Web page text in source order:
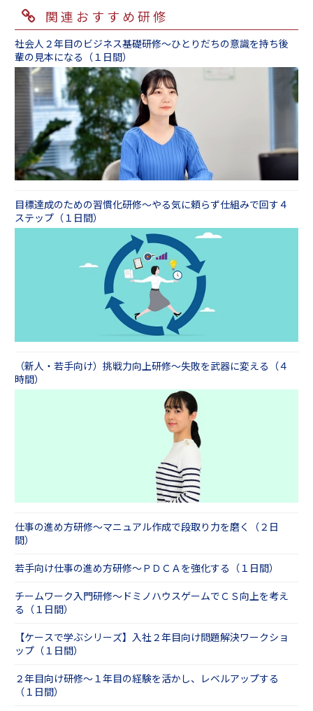
本プログラムは、「２年目社員に、主体性を身
につけて早く独り立ちしてもらいたい！」とい
う現場の声から作成いたしました。「２年目」
という現在をふまえて今後のキャリアや組織か
ら求められている役割を改めて考え、 仕事の目
的と手段を明確にし、仮説を立てながら主体的
に業務に取り組めるようになることを目指しま
す。
もちろん、企業・組織によって２年目社員に求
まずは貴社の２年目社員についてぜひお聞かせ
ください。お聞かせいただいた情報をもとに、
最適なカリキュラムをご提案させていただきま
在では、人材不足により現場でＯＪＴに時間が
割けなくなり、組織的なリーダー育成の取り組
みが必要になってきています。
インソースの考える「２年目」社員に求められ
る力は、「自身の役割を認識し、自ら考え行動
する力」です。１年目の新人の頃は、言われた
ことを言われた通りにやれば評価されていたか
もしれません。しかし２年目からは、１から１
０まで指示されないとできないという受け身の
姿勢では、いつまでも成長しません。２年目で
成長するかどうかは、「主体性を発揮できるか
どうか」にかかっています。研修を通じて、２
年目として求められる役割を考えることで、主
体性を発揮して働くための土台を築いていただ
くことができます。
■２～５年目社員向けのお勧め研修一覧
２年目社員研修 主体性を発揮し周囲の協力を
得る編（１日間）
３年目社員研修 業務の中核者としてパフォー
マンスを発揮する編（１日間）
４年目社員研修 クリティカルに業務の本質を
見抜き改善する編（１日間）
５年目社員研修 現場で発揮するリーダーシッ
事を確実にこなせるようになる」ということを
求める組織がある一方、「フォロワーシップを
発揮して、上司を補佐する」ことまで求める組
織もございます。
まずは貴社の２年目社員について、業務内容や
求める役割など、ぜひお聞かせください。お聞
かせいただいた情報をもとに、最適なカリキュ
ラムをご提案させていただきます。
細を伺わせていただきます。
受講者は何人いらっしゃるか、業務内容は具体
的にどのようなものであるか、研修のご担当者
さまが現状において認識されている課題はいか
なるものであるかなど、弊社の営業担当者が詳
細にヒアリングさせていただきます。ヒアリン
グさせていただいた情報をもとに、ケーススタ
ディの具体的な内容を詰め、カリキュラムを柔
軟にカスタマイズいたします。
また、２年目社員の方々に「事前課題」
に取り
しゃる課題を明らかにすることも可能です。そ
の他、多角的な視点を取り入れるため、上司や
後輩の方々に対して「２年目社員に求める役割
はどのようなものか」などの事前課題を取るこ
ともできます。
カリキュラム内容のブラッシュアップや、現場
の業務・実情に即したケーススタディの作成、
研修内での受講者同士の課題共有などに、事前
課題は活用いたします。ぜひ実施をご検討くだ
さい。
関連おすすめ研修
社会人２年目のビジネス基礎研修～ひとりだちの意識を持ち後
輩の見本になる（１日間）
目標達成のための習慣化研修～やる気に頼らず仕組みで回す４
ステップ（１日間）
（新人・若手向け）挑戦力向上研修～失敗を武器に変える（４
時間）
仕事の進め方研修～マニュアル作成で段取り力を磨く（２日
間）
若手向け仕事の進め方研修～ＰＤＣＡを強化する（１日間）
チームワーク入門研修～ドミノハウスゲームでＣＳ向上を考え
る（１日間）
【ケースで学ぶシリーズ】入社２年目向け問題解決ワークショ
ップ（１日間）
２年目向け研修～１年目の経験を活かし、レベルアップする
（１日間）